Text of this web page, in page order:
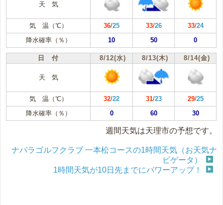
天 気
気 温（℃） 36/25 33/26 33/24
降水確率（％）
10 50 0
日 付 8/12(水) 8/13(木) 8/14(金)
天 気
気 温（℃） 32/22 31/23 29/25
降水確率（％）
0 60 30
週間天気は天理市の予想です。
ナパラゴルフクラブ 一本松コースの1時間天気（お天気ナ
ビゲータ）
1時間天気が10日先までにパワーアップ！